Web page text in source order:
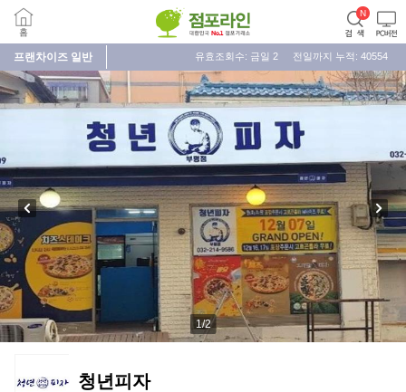
프랜차이즈 일반 유효조회수: 금일 2 전일까지 누적: 40554
1/2
청년피자